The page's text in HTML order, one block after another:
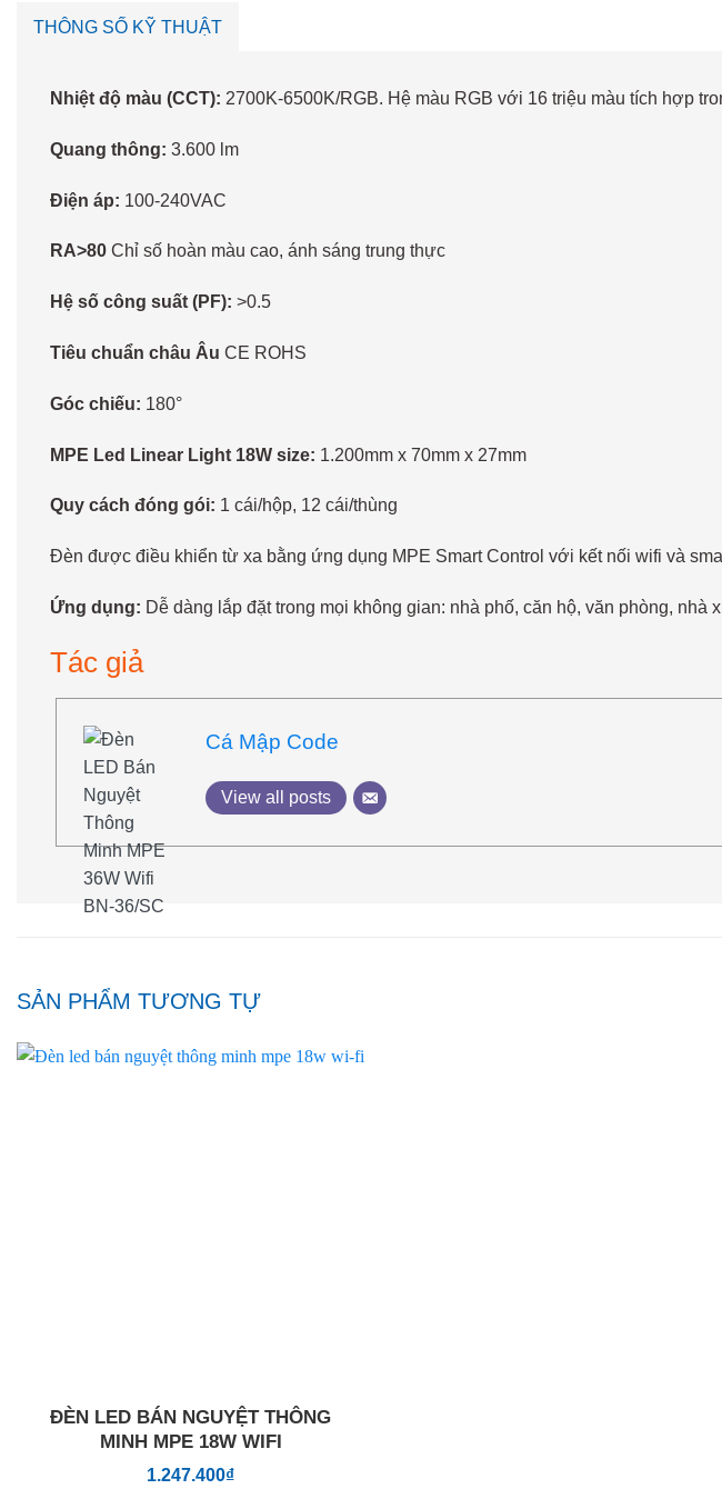
THÔNG SỐ KỸ THUẬT
Nhiệt độ màu (CCT): 2700K-6500K/RGB. Hệ màu RGB với 16 triệu màu tích hợp
Quang thông: 3.600 lm
Điện áp: 100-240VAC
RA>80 Chỉ số hoàn màu cao, ánh sáng trung thực
Hệ số công suất (PF): >0.5
Tiêu chuẩn châu Âu CE ROHS
Góc chiếu: 180°
MPE Led Linear Light 18W size: 1.200mm x 70mm x 27mm
Quy cách đóng gói: 1 cái/hộp, 12 cái/thùng
Đèn được điều khiển từ xa bằng ứng dụng MPE Smart Control với kết nối wifi và
Ứng dụng: Dễ dàng lắp đặt trong mọi không gian: nhà phố, căn hộ, văn phòng, nhà
Tác giả
Cá Mập Code
View all posts
SẢN PHẨM TƯƠNG TỰ
ĐÈN LED BÁN NGUYỆT THÔNG
MINH MPE 18W WIFI
1.247.400₫